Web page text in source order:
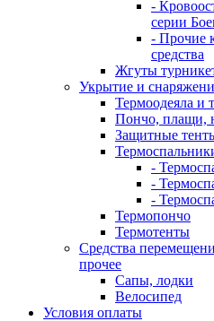
-
серии
- Прочие
средства
Жгуты
Укрытие и
Термоодеяла и
Пончо, плащи,
Защитные
-
-
-
Термопончо
Термотенты
Средства
прочее
Сапы, лодки
Велосипед
Условия оплаты